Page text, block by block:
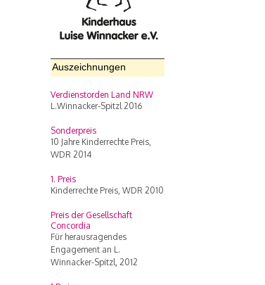
Auszeichnungen
Verdienstorden Land NRW
L.Winnacker-Spitzl 2016
Sonderpreis
10 Jahre Kinderrechte Preis,
WDR 2014
1. Preis
Kinderrechte Preis, WDR 2010
Preis der Gesellschaft
Concordia
Für herausragendes
Engagement an L.
Winnacker-Spitzl, 2012